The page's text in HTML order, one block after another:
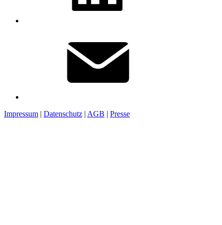
Impressum | Datenschutz | AGB | Presse